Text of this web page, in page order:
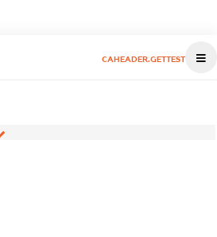
CAHEADER.GETTEST